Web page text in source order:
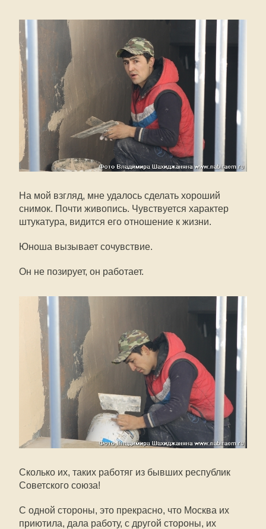
На мой взгляд, мне удалось сделать хороший
снимок. Почти живопись. Чувствуется характер
штукатура, видится его отношение к жизни.
Юноша вызывает сочувствие.
Он не позирует, он работает.
Сколько их, таких работяг из бывших республик
Советского союза!
С одной стороны, это прекрасно, что Москва их
приютила, дала работу, с другой стороны, их